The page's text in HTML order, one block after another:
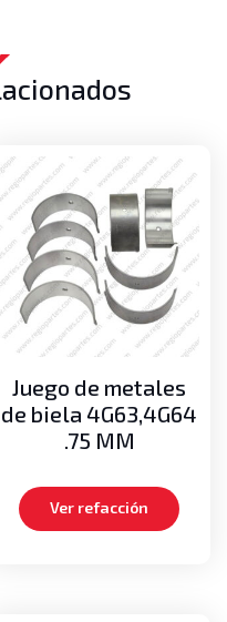
Juego de metales
de biela 4G63,4G64
.75 MM
Ver refacción